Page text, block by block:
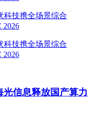
信息释放国产算力